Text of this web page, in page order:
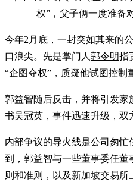
权”，父子俩一度准备
今年2月底，一封突如其来的
口浪尖。先是掌门人 郭令明指
“企图夺权”，质疑他试图控制
郭益智随后反击，并将引发
书吴冠英，事件迅速升级，双
内部争议的导火线是公司匆
到，郭益智与一些董事委任
则和准则，以及新加坡交易